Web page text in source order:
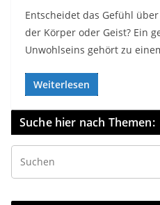
Entscheidet das Gefühl
der Körper oder Geist? Ein
Unwohlseins gehört zu
Weiterlesen
Suche hier nach Themen: